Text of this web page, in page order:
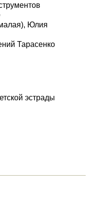
Юлия
Тарасенко
эстрады